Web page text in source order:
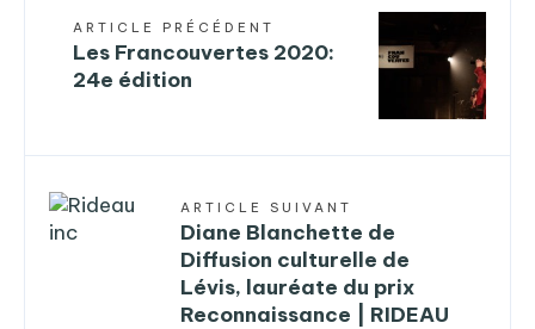
ARTICLE PRÉCÉDENT
Les Francouvertes 2020:
24e édition
ARTICLE SUIVANT
Diane Blanchette de
Diffusion culturelle de
Lévis, lauréate du prix
Reconnaissance | RIDEAU